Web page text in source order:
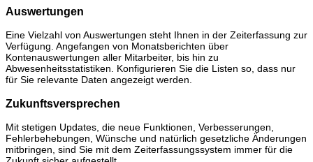
Auswertungen
Eine Vielzahl von Auswertungen steht Ihnen in der Zeiterfassung zur
Verfügung. Angefangen von Monatsberichten über
Kontenauswertungen aller Mitarbeiter, bis hin zu
Abwesenheitsstatistiken. Konfigurieren Sie die Listen so, dass nur
für Sie relevante Daten angezeigt werden.
Zukunftsversprechen
Mit stetigen Updates, die neue Funktionen, Verbesserungen,
Fehlerbehebungen, Wünsche und natürlich gesetzliche Änderungen
mitbringen, sind Sie mit dem Zeiterfassungssystem immer für die